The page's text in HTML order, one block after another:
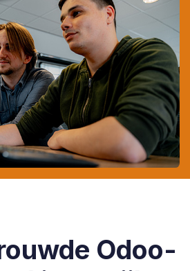
Odoo-